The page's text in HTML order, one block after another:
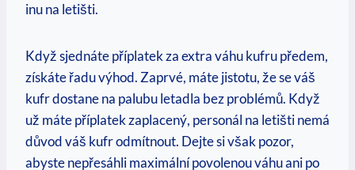
inu na letišti.
Když sjednáte příplatek za extra váhu kufru předem,
získáte řadu výhod. Zaprvé, máte jistotu, že se váš
kufr dostane na palubu letadla bez problémů. Když
už máte příplatek zaplacený, personál na letišti nemá
důvod váš kufr odmítnout. Dejte si však pozor,
abyste nepřesáhli maximální povolenou váhu ani po